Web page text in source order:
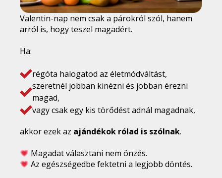
Valentin-nap nem csak a párokról szól, hanem
arról is, hogy teszel magadért.
Ha:
régóta halogatod az életmódváltást,
szeretnél jobban kinézni és jobban érezni
magad,
vagy csak egy kis törődést adnál magadnak,
akkor ezek az ajándékok rólad is szólnak.
Magadat választani nem önzés.
Az egészségedbe fektetni a legjobb döntés.